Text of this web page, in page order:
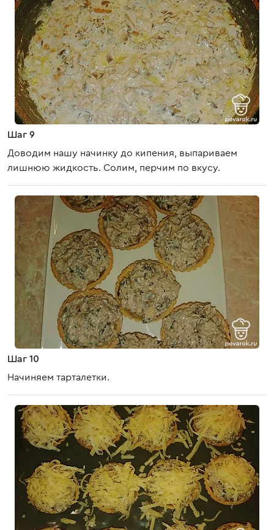
Шаг 9
Доводим нашу начинку до кипения, выпариваем
лишнюю жидкость. Солим, перчим по вкусу.
Шаг 10
Начиняем тарталетки.